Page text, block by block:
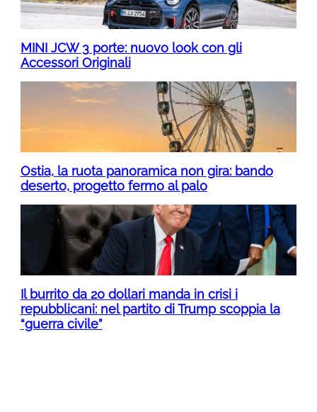
MINI JCW 3 porte: nuovo look con gli
Accessori Originali
Ostia, la ruota panoramica non gira: bando
deserto, progetto fermo al palo
Il burrito da 20 dollari manda in crisi i
repubblicani: nel partito di Trump scoppia la
“guerra civile”